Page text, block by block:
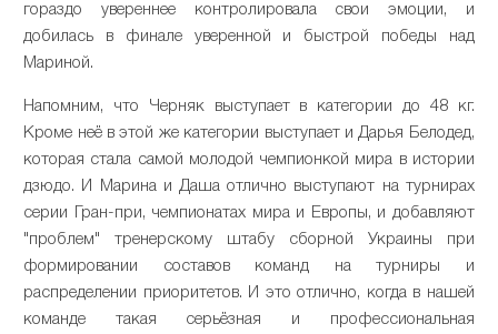
гораздо увереннее контролировала свои эмоции, и
добилась в финале уверенной и быстрой победы над
Мариной.
Напомним, что Черняк выступает в категории до 48 кг.
Кроме неё в этой же категории выступает и Дарья Белодед,
которая стала самой молодой чемпионкой мира в истории
дзюдо. И Марина и Даша отлично выступают на турнирах
серии Гран-при, чемпионатах мира и Европы, и добавляют
"проблем" тренерскому штабу сборной Украины при
формировании составов команд на турниры и
распределении приоритетов. И это отлично, когда в нашей
команде такая серьёзная и профессиональная